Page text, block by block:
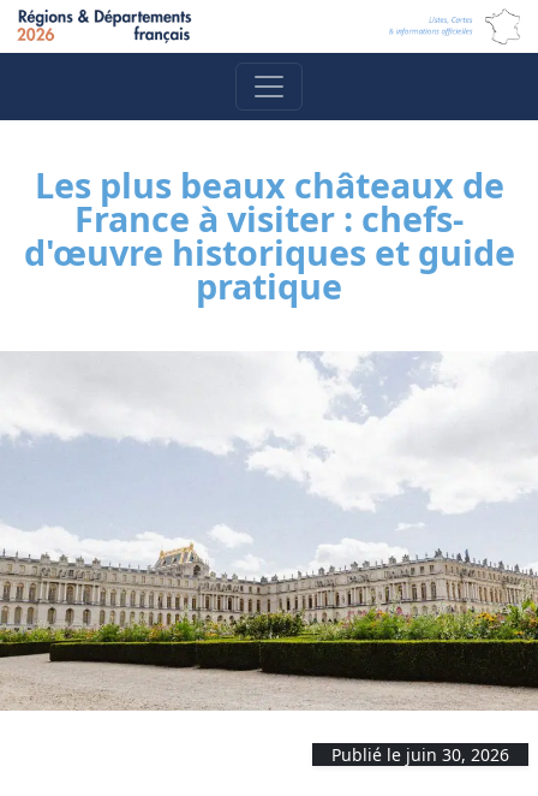
Les plus beaux châteaux de
France à visiter : chefs-
d'œuvre historiques et guide
pratique
Publié le juin 30, 2026